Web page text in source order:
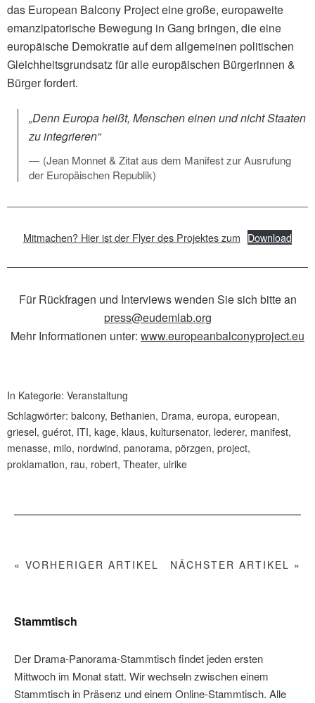
das European Balcony Project eine große, europaweite
emanzipatorische Bewegung in Gang bringen, die eine
europäische Demokratie auf dem allgemeinen politischen
Gleichheitsgrundsatz für alle europäischen Bürgerinnen &
Bürger fordert.
„Denn Europa heißt, Menschen einen und nicht Staaten
zu integrieren“
(Jean Monnet & Zitat aus dem Manifest zur Ausrufung
der Europäischen Republik)
Mitmachen? Hier ist der Flyer des Projektes zum Download
Für Rückfragen und Interviews wenden Sie sich bitte an
press@eudemlab.org
Mehr Informationen unter: www.europeanbalconyproject.eu
In Kategorie: Veranstaltung
Schlagwörter: balcony, Bethanien, Drama, europa, european,
griesel, guérot, ITI, kage, klaus, kultursenator, lederer, manifest,
menasse, milo, nordwind, panorama, pörzgen, project,
proklamation, rau, robert, Theater, ulrike
NÄCHSTER ARTIKEL »
« VORHERIGER ARTIKEL
Stammtisch
Der Drama-Panorama-Stammtisch findet jeden ersten
Mittwoch im Monat statt. Wir wechseln zwischen einem
Stammtisch in Präsenz und einem Online-Stammtisch. Alle